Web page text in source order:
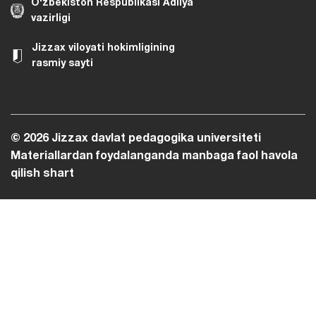
O‘zbekiston Respublikasi Adliya
vazirligi
Jizzax viloyati hokimligining
rasmiy sayti
© 2026 Jizzax davlat pedagogika universiteti
Materiallardan foydalanganda manbaga faol havola
qilish shart